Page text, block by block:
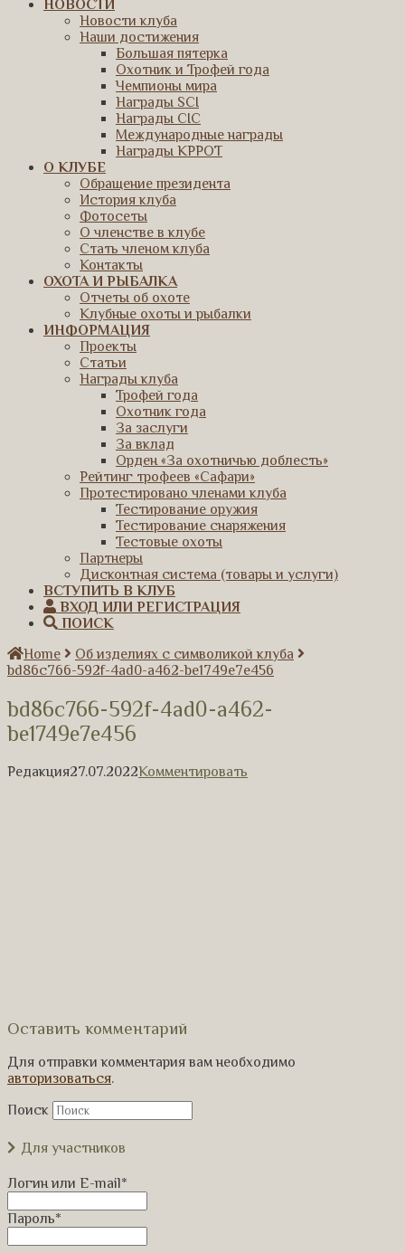
НОВОСТИ
Новости клуба
Наши достижения
Большая пятерка
Охотник и Трофей года
Чемпионы мира
Награды SCI
Награды CIC
Международные награды
Награды КРРОТ
О КЛУБЕ
Обращение президента
История клуба
Фотосеты
О членстве в клубе
Стать членом клуба
Контакты
ОХОТА И РЫБАЛКА
Отчеты об охоте
Клубные охоты и рыбалки
ИНФОРМАЦИЯ
Проекты
Статьи
Награды клуба
Трофей года
Охотник года
За заслуги
За вклад
Орден «За охотничью доблесть»
Рейтинг трофеев «Сафари»
Протестировано членами клуба
Тестирование оружия
Тестирование снаряжения
Тестовые охоты
Партнеры
Дисконтная система (товары и услуги)
ВСТУПИТЬ В КЛУБ
ВХОД ИЛИ РЕГИСТРАЦИЯ
ПОИСК
Home
Об изделиях с символикой клуба
bd86c766-592f-4ad0-a462-be1749e7e456
bd86c766-592f-4ad0-a462-
be1749e7e456
Редакция27.07.2022Комментировать
Оставить комментарий
Для отправки комментария вам необходимо
авторизоваться.
Поиск
Для участников
Логин или E-mail*
Пароль*